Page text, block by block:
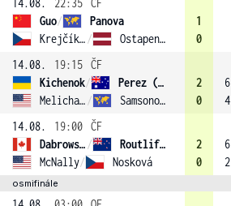
14.08. 22:35 ČF
Guo/
Panova
Krejčíková / Ostapenko
1
0
14.08.
19:15 ČF
Kichenok/
Perez (6)
Melichar-Martinez / Samsonova
2
0
6
4
14.08.
19:00 ČF
Dabrowski /
Routliffe (2)
McNally/ Nosková
2
0
6
2
osmifinále